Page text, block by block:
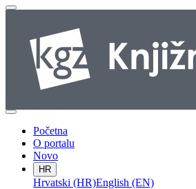
Početna
O portalu
Novo
HR
Hrvatski (HR)English (EN)